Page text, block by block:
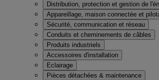
Distribution, protection et gestion de
Appareillage, maison connectée et
Sécurité, communication et réseau
Conduits et cheminements de câbles
Produits industriels
Accessoires d'installation
Eclairage
Pièces détachées & maintenance